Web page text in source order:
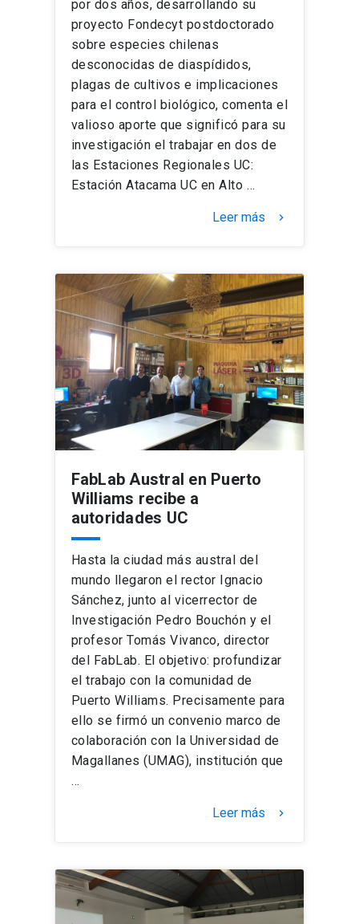
por dos años, desarrollando su
proyecto Fondecyt postdoctorado
sobre especies chilenas
desconocidas de diaspídidos,
plagas de cultivos e implicaciones
para el control biológico, comenta el
valioso aporte que significó para su
investigación el trabajar en dos de
las Estaciones Regionales UC:
Estación Atacama UC en Alto …
Leer más keyboard_arrow_right
FabLab Austral en Puerto
Williams recibe a
autoridades UC
Hasta la ciudad más austral del
mundo llegaron el rector Ignacio
Sánchez, junto al vicerrector de
Investigación Pedro Bouchón y el
profesor Tomás Vivanco, director
del FabLab. El objetivo: profundizar
el trabajo con la comunidad de
Puerto Williams. Precisamente para
ello se firmó un convenio marco de
colaboración con la Universidad de
Magallanes (UMAG), institución que
…
Leer más keyboard_arrow_right